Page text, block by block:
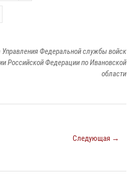
Федеральной службы войск
Российской Федерации по Ивановской
области
Следующая →